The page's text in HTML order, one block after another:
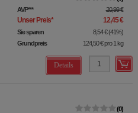
AVP*** 20,99 €
Unser Preis* 12,45 €
Sie sparen 8,54 € (41%)
Grundpreis
124,50 €pro 1 kg
Details
0